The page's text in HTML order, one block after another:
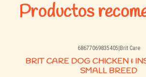
Productos
68677069835405 Brit Care
BRIT CARE DOG CHICKEN &
SMALL BREED